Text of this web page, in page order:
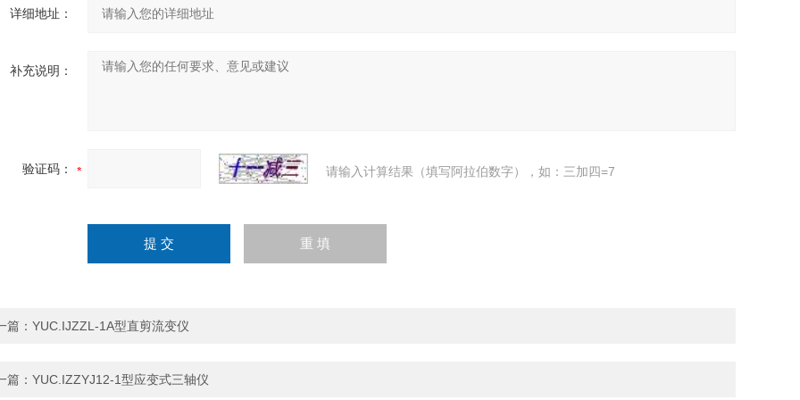
详细地址：
补充说明：
验证码： 请输入计算结果（填写阿拉伯数字），如：三加四=7
篇： YUC.IJZZL-1A型直剪流变仪
篇： YUC.IZZYJ12-1型应变式三轴仪